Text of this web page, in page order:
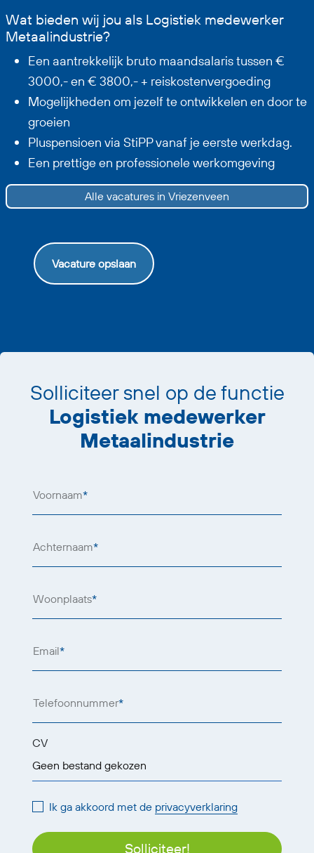
Wat bieden wij jou als Logistiek medewerker
Metaalindustrie?
Een aantrekkelijk bruto maandsalaris tussen €
3000,- en € 3800,- + reiskostenvergoeding
Mogelijkheden om jezelf te ontwikkelen en door te
groeien
Pluspensioen via StiPP vanaf je eerste werkdag.
Een prettige en professionele werkomgeving
Alle vacatures in Vriezenveen
Vacature opslaan
Solliciteer snel op de functie
Logistiek medewerker
Metaalindustrie
Voornaam*
Achternaam*
Woonplaats*
Email*
Telefoonnummer*
CV
Geen bestand gekozen
Ik ga akkoord met de privacyverklaring
Solliciteer!